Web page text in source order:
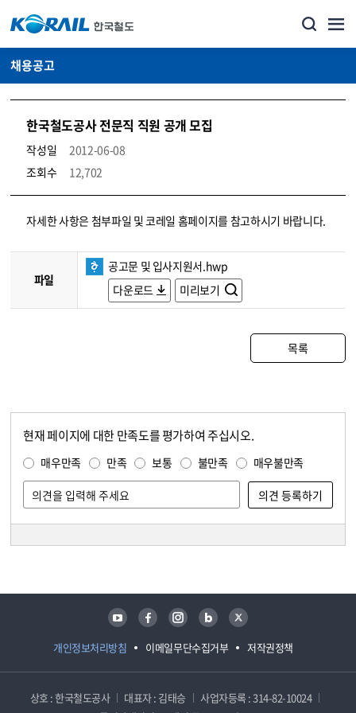
채용공고
한국철도공사 전문직 직원 공개 모집
작성일
2012-06-08
조회수
12,702
코레일소개_경영공시_채용공고 상세보기 – 내용, 파일, 담당자 연락처로 구성
자세한 사항은 첨부파일 및 코레일 홈페이지를 참고하시기 바랍니다.
파일
공고문 및 입사지원서.hwp
다운로드
미리보기
목록
현재 페이지에 대한 만족도를 평가하여 주십시오.
매우만족 만족 보통 불만족 매우불만족
개인정보처리방침 이메일무단수집거부 저작권정책
유튜브 페이스북 인스타그램 블로그 트위터
상호 : 한국철도공사 대표자 : 김태승
사업자등록 : 314-82-10024